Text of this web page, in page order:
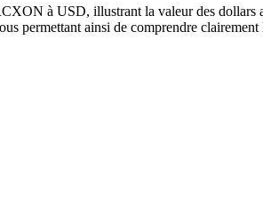
à USD, illustrant la valeur des
ainsi de comprendre clairement